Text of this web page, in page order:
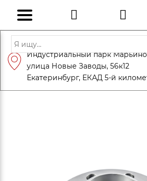
+7 (812)
Адрес: Санкт-Петербург,
Индустриальный парк
улица Новые Заводы, 56к12
Екатеринбург, ЕКАД 5-й
ЗАКАЗАТЬ